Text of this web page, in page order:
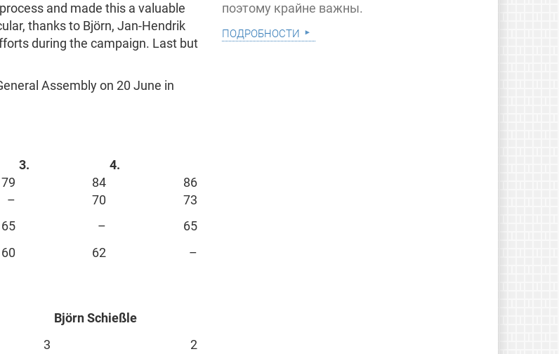
and made this a valuable
thanks to Björn, Jan-Hendrik
during the campaign. Last but
Assembly on 20 June in
3.
4.
79 84
86
– 70
73
65 –
65
60 62 –
Björn Schießle
3
2
поэтому крайне важны.
подробности